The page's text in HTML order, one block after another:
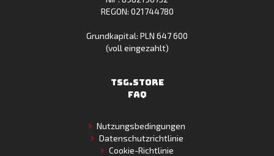
REGON: 021744780
Grundkapital: PLN 647 600
(voll eingezahlt)
TSG.STORE
FAQ
Nutzungsbedingungen
Datenschutzrichtlinie
Cookie-Richtlinie